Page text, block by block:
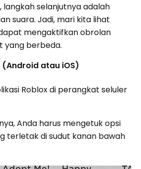
langkah selanjutnya adalah
suara. Jadi, mari kita lihat
mengaktifkan obrolan
yang berbeda.
(Android atau iOS)
Roblox di perangkat seluler
Anda harus mengetuk opsi
terletak di sudut kanan bawah